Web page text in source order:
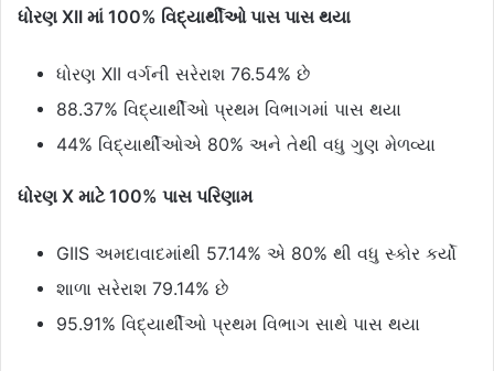
ધોરણ XII માં 100% વિદ્યાર્થીઓ પાસ પાસ થયા
ધોરણ XII વર્ગની સરેરાશ 76.54% છે
88.37% વિદ્યાર્થીઓ પ્રથમ વિભાગમાં પાસ થયા
44% વિદ્યાર્થીઓએ 80% અને તેથી વધુ ગુણ મેળવ્યા
ધોરણ X માટે 100% પાસ પરિણામ
GIIS અમદાવાદમાંથી 57.14% એ 80% થી વધુ સ્કોર કર્યો
શાળા સરેરાશ 79.14% છે
95.91% વિદ્યાર્થીઓ પ્રથમ વિભાગ સાથે પાસ થયા